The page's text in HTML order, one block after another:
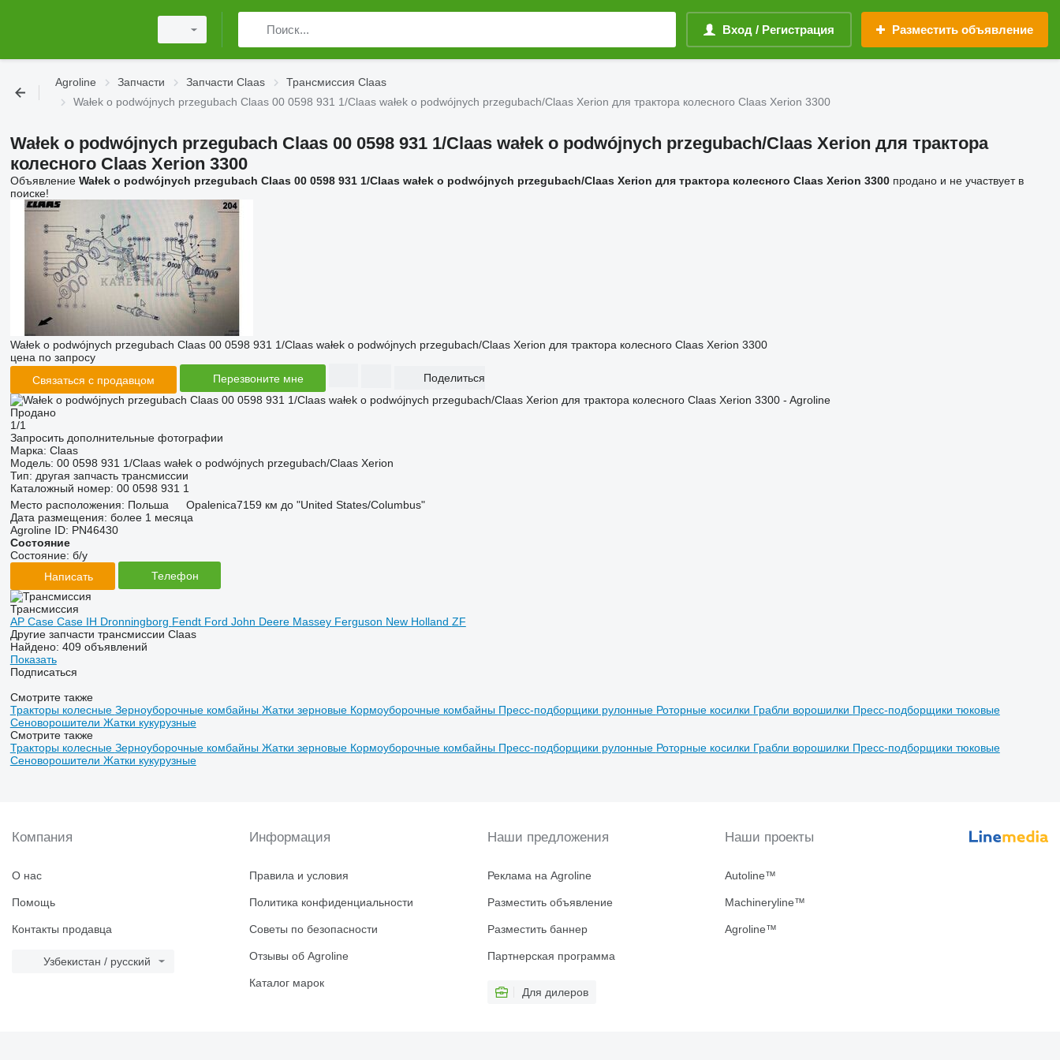
Вход / Регистрация Разместить объявление
Agroline Запчасти Запчасти Claas
Трансмиссия Claas
Wałek o podwójnych przegubach Claas 00 0598 931 1/Claas wałek o podwójnych przegubach/Claas Xerion для трактора колесного Claas Xerion 3300
Wałek o podwójnych przegubach Claas 00 0598 931 1/Claas wałek o podwójnych przegubach/Claas Xerion для трактора
колесного Claas Xerion 3300
Объявление Wałek o podwójnych przegubach Claas 00 0598 931 1/Claas wałek o podwójnych przegubach/Claas Xerion для трактора колесного Claas Xerion 3300продано и не участвует в
поиске!
Wałek o podwójnych przegubach Claas 00 0598 931 1/Claas wałek o podwójnych przegubach/Claas Xerion для трактора колесного Claas Xerion 3300
цена по запросу
Связаться с продавцом
Перезвоните мне Поделиться
Продано
1/1
Запросить дополнительные фотографии
Марка: Claas
Модель: 00 0598 931 1/Claas wałek o podwójnych przegubach/Claas Xerion
Тип: другая запчасть трансмиссии
Каталожный номер: 00 0598 931 1
Место расположения: Польша Opalenica7159 км до "United States/Columbus"
Дата размещения: более 1 месяца
Agroline ID: PN46430
Состояние
Состояние: б/у
Написать
Телефон
Трансмиссия
AP Case Case IH Dronningborg Fendt Ford John Deere Massey Ferguson New Holland ZF
Другие запчасти трансмиссии Claas
Найдено: 409 объявлений
Показать
Подписаться
Смотрите также
Тракторы колесные Зерноуборочные комбайны Жатки зерновые Кормоуборочные комбайны Пресс-подборщики рулонные Роторные косилки Грабли ворошилки Пресс-подборщики тюковые
Сеноворошители Жатки кукурузные
Смотрите также
Тракторы колесные Зерноуборочные комбайны Жатки зерновые Кормоуборочные комбайны Пресс-подборщики рулонные Роторные косилки Грабли ворошилки Пресс-подборщики тюковые
Сеноворошители Жатки кукурузные
Компания
О нас
Помощь
Контакты продавца
Узбекистан / русский
Информация
Правила и условия
Политика конфиденциальности
Советы по безопасности
Отзывы об Agroline
Каталог марок
Наши предложения
Реклама на Agroline
Разместить объявление
Разместить баннер
Партнерская программа
Для дилеров
Наши проекты
Autoline™
Machineryline™
Agroline™